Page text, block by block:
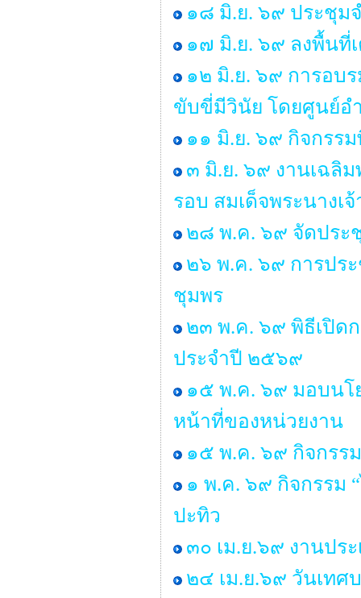
๑๘ มิ.ย. ๖๙ ประชุม
๑๗ มิ.ย. ๖๙ ลงพื้นที่
๑๒ มิ.ย. ๖๙ การอบ
ขับขี่มีวินัย โดยศูนย์อ
๑๑ มิ.ย. ๖๙ กิจกรร
๓ มิ.ย. ๖๙ งานเฉลิ
รอบ สมเด็จพระนางเ
๒๘ พ.ค. ๖๙ จัดประ
๒๖ พ.ค. ๖๙ การปร
ชุมพร
๒๓ พ.ค. ๖๙ พิธีเปิด
ประจำปี ๒๕๖๙
๑๕ พ.ค. ๖๙ มอบนโ
หน้าที่ของหน่วยงาน
๑๕ พ.ค. ๖๙ กิจกรร
๑ พ.ค. ๖๙ กิจกรรม
ปะทิว
๓๐ เม.ย.๖๙ งานปร
๒๔ เม.ย.๖๙ วันเท